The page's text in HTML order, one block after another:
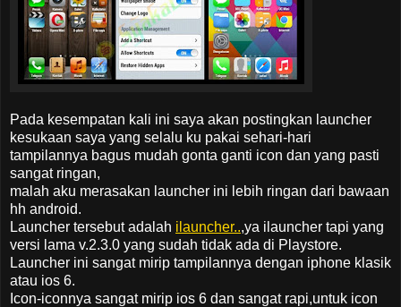
Pada kesempatan kali ini saya akan postingkan launcher
kesukaan saya yang selalu ku pakai sehari-hari
tampilannya bagus mudah gonta ganti icon dan yang pasti
sangat ringan,
malah aku merasakan launcher ini lebih ringan dari bawaan
hh android.
Launcher tersebut adalah ilauncher..,ya ilauncher tapi yang
versi lama v.2.3.0 yang sudah tidak ada di Playstore.
Launcher ini sangat mirip tampilannya dengan iphone klasik
atau ios 6.
Icon-iconnya sangat mirip ios 6 dan sangat rapi,untuk icon